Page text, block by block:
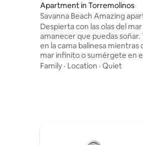
Apartment in Torremolinos
Savanna Beach Amazing
jacuzzi
Despierta con las olas del
amanecer que puedas soñar.
en la cama balinesa mientras
mar infinito o sumérgete en
climatizado mientras te tomas
iluminación por la noche es
Family · Location · Quiet